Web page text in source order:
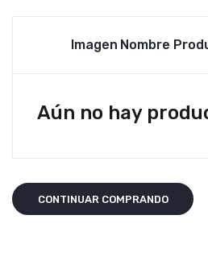
Imagen Nombre
Aún no hay
CONTINUAR COMPRANDO